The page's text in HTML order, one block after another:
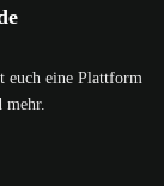
euch eine Plattform